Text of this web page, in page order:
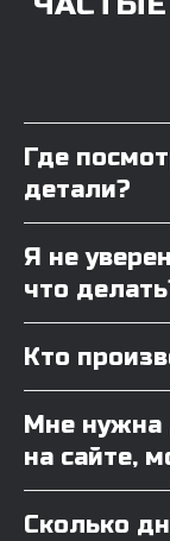
Где
детали?
Я не
что
Кто
Мне нужна
на сайте,
Сколько